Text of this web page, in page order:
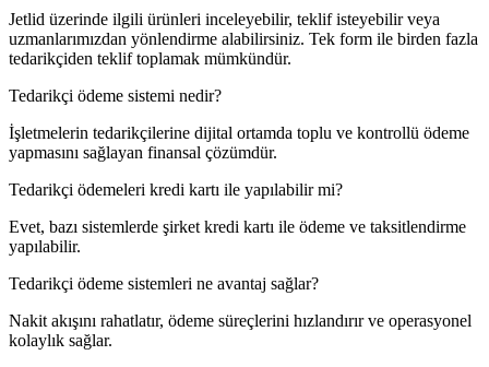
Jetlid üzerinde ilgili ürünleri inceleyebilir, teklif isteyebilir veya
uzmanlarımızdan yönlendirme alabilirsiniz. Tek form ile birden fazla
tedarikçiden teklif toplamak mümkündür.
Tedarikçi ödeme sistemi nedir?
İşletmelerin tedarikçilerine dijital ortamda toplu ve kontrollü ödeme
yapmasını sağlayan finansal çözümdür.
Tedarikçi ödemeleri kredi kartı ile yapılabilir mi?
Evet, bazı sistemlerde şirket kredi kartı ile ödeme ve taksitlendirme
yapılabilir.
Tedarikçi ödeme sistemleri ne avantaj sağlar?
Nakit akışını rahatlatır, ödeme süreçlerini hızlandırır ve operasyonel
kolaylık sağlar.